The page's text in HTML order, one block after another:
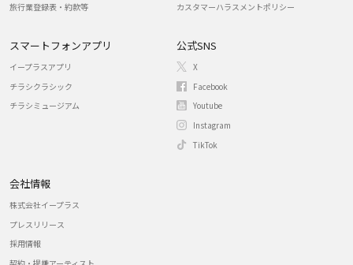
旅行業登録表・約款等
カスタマーハラスメントポリシー
スマートフォンアプリ
イープラスアプリ
チラシクラシック
チラシミュージアム
公式SNS
X
Facebook
Youtube
Instagram
TikTok
会社情報
株式会社イープラス
プレスリリース
採用情報